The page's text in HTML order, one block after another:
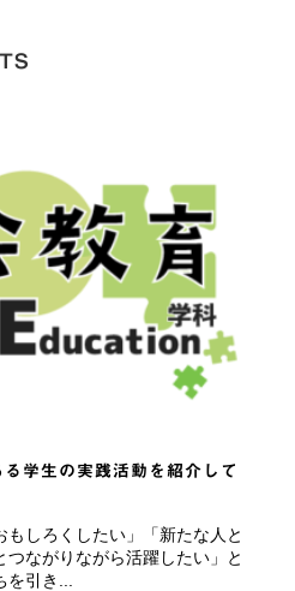
学生の実践活動を紹介して
しろくしたい」「新たな人と
ながりながら活躍したい」と
引き...